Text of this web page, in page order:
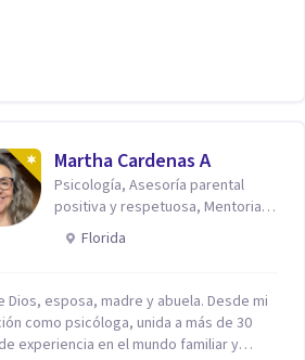
Su enfoque terapéutico se
por una premisa clara: no trabaja el
trabaja la raíz que lo origina. Su
interviene en tres niveles:
del sistema emocional,
transformar patrones, emociones
desde su origen. Si buscas un
superficial, este no es el lugar. Pero si
Martha Cardenas A
Psicología, Asesoría parental
positiva y respetuosa, Mentoria
reconexión contigo
Florida
Dios, esposa, madre y abuela. Desde mi
como psicóloga, unida a más de 30
experiencia en el mundo familiar y